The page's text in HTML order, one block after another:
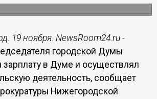
19 ноября. NewsRoom24.ru -
городской Думы
зарплату в Думе и осуществлял
деятельность, сообщает
Нижегородской